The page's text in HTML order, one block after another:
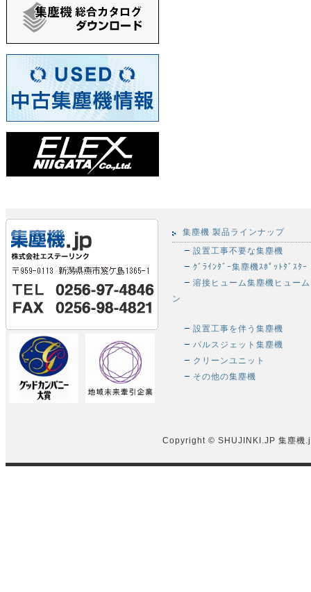
集塵機 製品ラインナップ
設置工事不要な集塵機
ｸﾞﾗｲﾝﾀﾞｰ集塵機ｽﾎﾟｯﾄﾀﾞｽﾀｰ
溶接ヒューム集塵機ヒュー
ン
設置工事を伴う集塵機
パルスジェット集塵機
クリーンユニット
その他の集塵機
Copyright © SHUJINKI.JP 集塵機